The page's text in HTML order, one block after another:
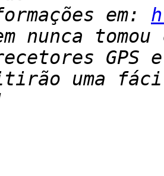
em:
nunca
GPS
uma